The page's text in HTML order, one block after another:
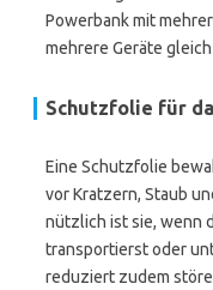
Powerbank mit
mehrere Geräte
Schutzfolie für
Eine Schutzfolie
vor Kratzern, Staub
nützlich ist sie, wenn
transportierst oder
reduziert zudem